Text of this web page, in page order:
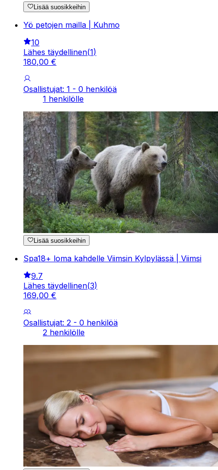
Lisää suosikkeihin
Yö petojen mailla | Kuhmo
10
Lähes täydellinen(1)
180,00 €
Osallistujat: 1 - 0 henkilöä
1 henkilölle
Lisää suosikkeihin
Spa18+ loma kahdelle Viimsin Kylpylässä | Viimsi
9.7
Lähes täydellinen(3)
169,00 €
Osallistujat: 2 - 0 henkilöä
2 henkilölle